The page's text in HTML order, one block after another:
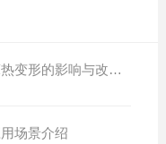
加工尺寸忽大忽小？分析数控机床热变形的影响与改善方案
场景介绍